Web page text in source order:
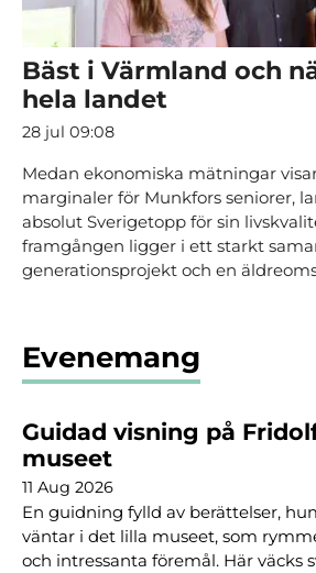
Bäst i Värmland och
hela landet
28 jul 09:08
Medan ekonomiska mätningar
marginaler för Munkfors seniorer,
absolut Sverigetopp för sin
framgången ligger i ett starkt
generationsprojekt och en
Evenemang
Guidad visning på
museet
11 Aug 2026
En guidning fylld av berättelser,
väntar i det lilla museet, som
och intressanta föremål. Här väcks